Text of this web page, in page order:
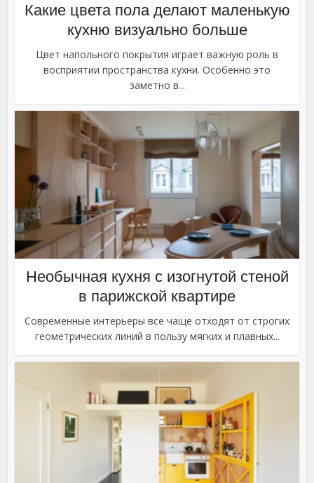
Какие цвета пола делают маленькую
кухню визуально больше
Цвет напольного покрытия играет важную роль в
восприятии пространства кухни. Особенно это
заметно в...
Необычная кухня с изогнутой стеной
в парижской квартире
Современные интерьеры все чаще отходят от строгих
геометрических линий в пользу мягких и плавных...